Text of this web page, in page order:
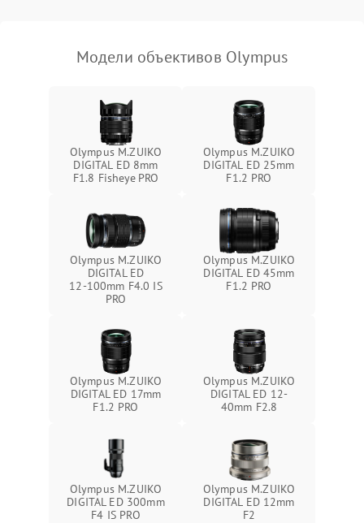
Модели объективов Olympus
Olympus M.ZUIKO
DIGITAL ED 8mm
F1.8 Fisheye PRO
Olympus M.ZUIKO
DIGITAL ED 25mm
F1.2 PRO
Olympus M.ZUIKO
DIGITAL ED
12‑100mm F4.0 IS
PRO
Olympus M.ZUIKO
DIGITAL ED 45mm
F1.2 PRO
Olympus M.ZUIKO
DIGITAL ED 17mm
F1.2 PRO
Olympus M.ZUIKO
DIGITAL ED 12-
40mm F2.8
Olympus M.ZUIKO
DIGITAL ED 300mm
F4 IS PRO
Olympus M.ZUIKO
DIGITAL ED 12mm
F2